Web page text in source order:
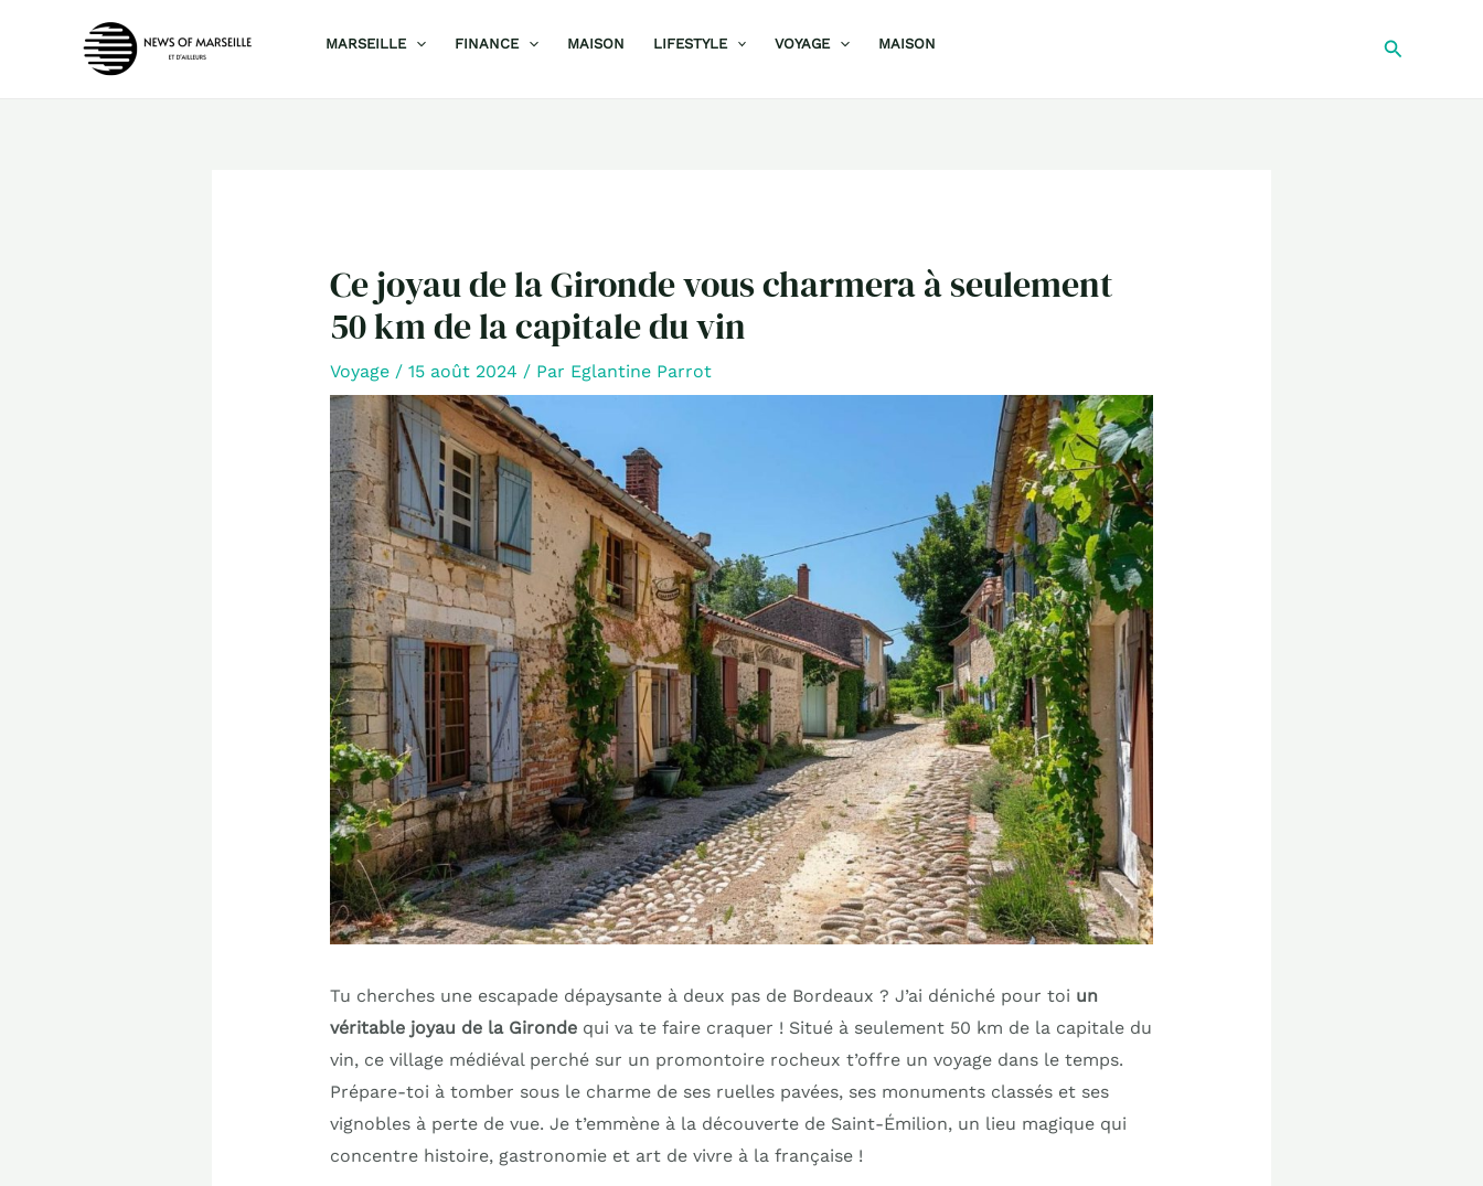
MARSEILLE FINANCE MAISON LIFESTYLE VOYAGE MAISON
Ce joyau de la Gironde vous charmera à seulement
50 km de la capitale du vin
Voyage/ 15 août 2024 / Par Eglantine Parrot
Tu cherches une escapade dépaysante à deux pas de Bordeaux ? J’ai déniché pour toi un
véritable joyau de la Girondequi va te faire craquer ! Situé à seulement 50 km de la capitale du
vin, ce village médiéval perché sur un promontoire rocheux t’offre un voyage dans le temps.
Prépare-toi à tomber sous le charme de ses ruelles pavées, ses monuments classés et ses
vignobles à perte de vue. Je t’emmène à la découverte de Saint-Émilion, un lieu magique qui
concentre histoire, gastronomie et art de vivre à la française !